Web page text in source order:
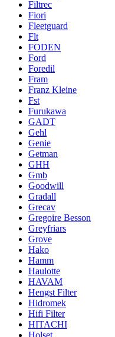
Filtrec
Fiori
Fleetguard
Flt
FODEN
Ford
Foredil
Fram
Franz Kleine
Fst
Furukawa
GADT
Gehl
Genie
Getman
GHH
Gmb
Goodwill
Gradall
Grecav
Gregoire Besson
Greyfriars
Grove
Hako
Hamm
Haulotte
HAVAM
Hengst Filter
Hidromek
Hifi Filter
HITACHI
Holset